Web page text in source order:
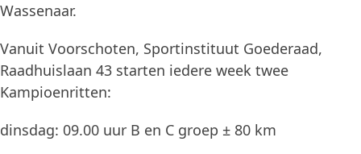
Wassenaar.
Vanuit Voorschoten, Sportinstituut Goederaad,
Raadhuislaan 43 starten iedere week twee
Kampioenritten:
dinsdag: 09.00 uur B en C groep ± 80 km